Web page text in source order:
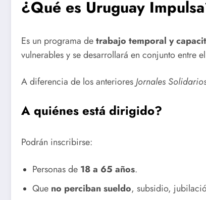
¿Qué es Uruguay
Es un programa detrabajo temporal y
vulnerables y se desarrollará en conjunto entre
A diferencia de los anterioresJornales
A quiénes está dirigido?
Podrán inscribirse:
Personas de 18 a 65 años.
Que no perciban sueldo, subsidio,